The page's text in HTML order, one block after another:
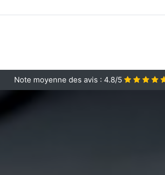
Note moyenne des avis : 4.8/5